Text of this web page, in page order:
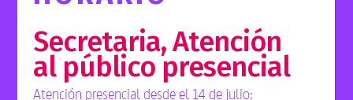
Secretaria, Atención
al público presencial
Atención presencial desde el 14 de julio: